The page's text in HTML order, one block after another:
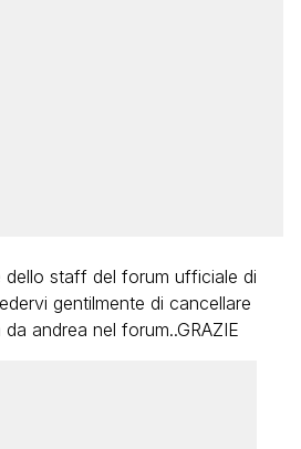
dello staff del forum ufficiale di
gentilmente di cancellare
andrea nel forum..GRAZIE